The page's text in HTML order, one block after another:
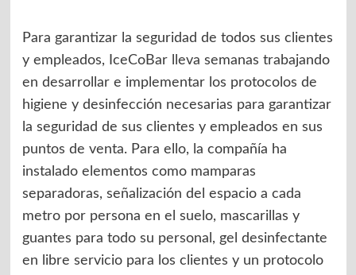
Para garantizar la seguridad de todos sus clientes
y empleados, IceCoBar lleva semanas trabajando
en desarrollar e implementar los protocolos de
higiene y desinfección necesarias para garantizar
la seguridad de sus clientes y empleados en sus
puntos de venta. Para ello, la compañía ha
instalado elementos como mamparas
separadoras, señalización del espacio a cada
metro por persona en el suelo, mascarillas y
guantes para todo su personal, gel desinfectante
en libre servicio para los clientes y un protocolo